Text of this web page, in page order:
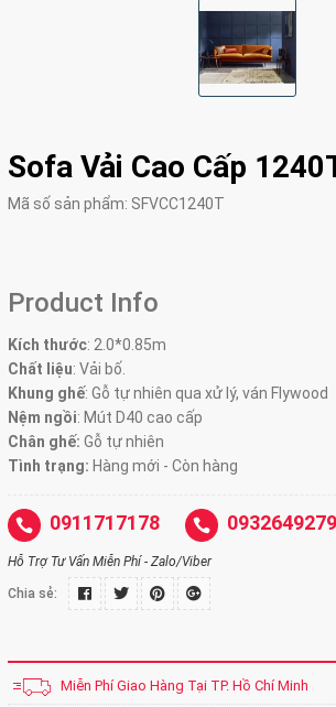
Sofa Vải Cao Cấp
Mã số sản phẩm: SFVCC1240T
Product Info
Kích thước: 2.0*0.85m
Chất liệu: Vải bố.
Khung ghế: Gỗ tự nhiên qua xử lý, ván Flywood
Nệm ngồi: Mút D40 cao cấp
Chân ghế: Gỗ tự nhiên
Tình trạng: Hàng mới - Còn hàng
0911717178 0932649279
Hỗ Trợ Tư Vấn Miễn Phí - Zalo/Viber
Chia sẻ:
Miễn Phí Giao Hàng Tại TP. Hồ Chí Minh